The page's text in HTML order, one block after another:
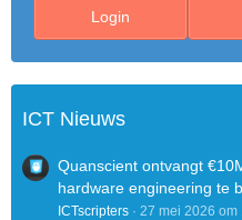
Login
ICT Nieuws
Quanscient ontvangt
hardware engineering te
ICTscripters 27 mei 2026 om